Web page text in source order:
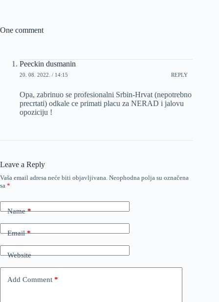
One comment
Peeckin dusmanin
20. 08. 2022. / 14:15 REPLY
Opa, zabrinuo se profesionalni Srbin-Hrvat (nepotrebno
precrtati) odkale ce primati placu za NERAD i jalovu
opoziciju !
Leave a Reply
Vaša email adresa neće biti objavljivana. Neophodna polja su označena
sa *
Name*
Email*
Website
Add Comment *